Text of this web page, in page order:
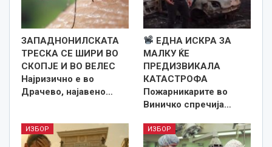
ЗАПАДНОНИЛСКАТА
ТРЕСКА СЕ ШИРИ ВО
СКОПЈЕ И ВО ВЕЛЕС
Најризично е во
Драчево, најавено…
ЕДНА ИСКРА ЗА
МАЛКУ ЌЕ
ПРЕДИЗВИКАЛА
КАТАСТРОФА
Пожарникарите во
Виничко спречија…
ИЗБОР ИЗБОР